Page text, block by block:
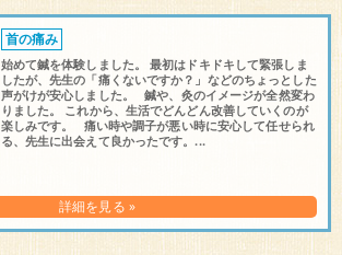
首の痛み
始めて鍼を体験しました。 最初はドキドキして緊張しま
したが、先生の「痛くないですか？」などのちょっとした
声がけが安心しました。 鍼や、灸のイメージが全然変わ
りました。 これから、生活でどんどん改善していくのが
楽しみです。 痛い時や調子が悪い時に安心して任せられ
る、先生に出会えて良かったです。...
詳細を見る »